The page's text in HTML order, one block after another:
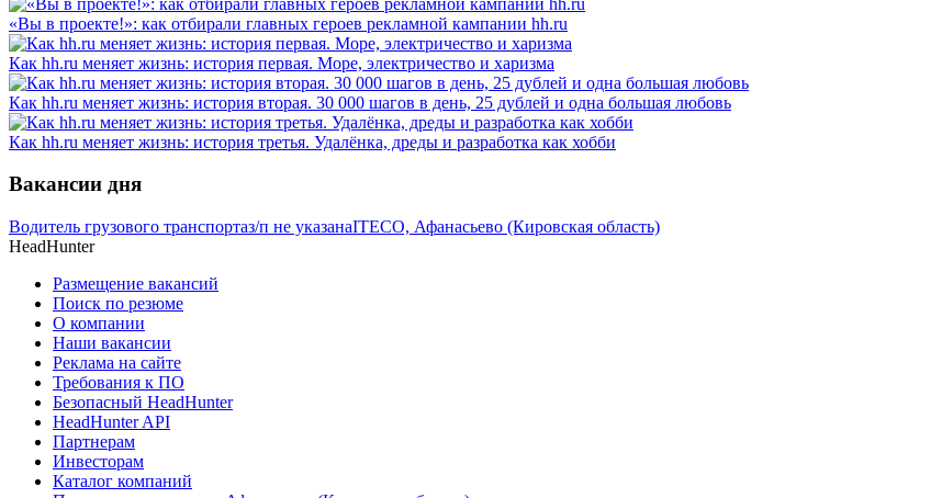
«Вы в проекте!»: как отбирали главных героев рекламной кампании hh.ru
Как hh.ru меняет жизнь: история первая. Море, электричество и харизма
Как hh.ru меняет жизнь: история вторая. 30 000 шагов в день, 25 дублей и одна большая любовь
Как hh.ru меняет жизнь: история третья. Удалёнка, дреды и разработка как хобби
Вакансии дня
Водитель грузового транспортаз/п не указанаITECO, Афанасьево (Кировская область)
HeadHunter
Размещение вакансий
Поиск по резюме
О компании
Наши вакансии
Реклама на сайте
Требования к ПО
Безопасный HeadHunter
HeadHunter API
Партнерам
Инвесторам
Каталог компаний